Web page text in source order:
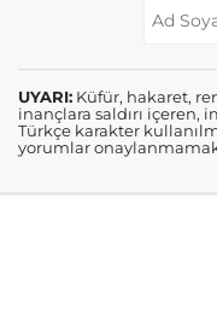
UYARI: Küfür, hakaret,
inançlara saldırı içeren,
Türkçe karakter
yorumlar